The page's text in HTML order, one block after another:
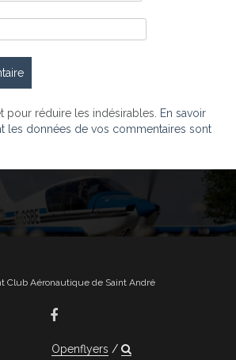
pour réduire les indésirables. En savoir
les données de vos commentaires sont
Club Aéronautique de Saint André
Openflyers